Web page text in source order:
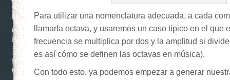
Para utilizar una nomenclatura adecuada, a cada
llamarla octava, y usaremos un caso típico en el que
frecuencia se multiplica por dos y la amplitud si
es así cómo se definen las octavas en música).
Con todo esto, ya podemos empezar a generar